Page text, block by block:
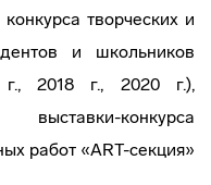
творческих и
и школьников
2018 г., 2020 г.),
конкурса
работ «ART-секция»